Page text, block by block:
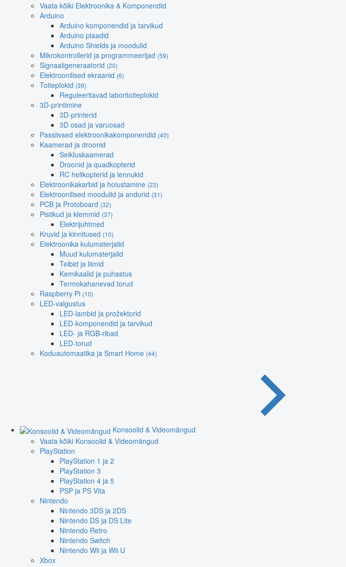
Vaata kõiki Elektroonika & Komponendid
Arduino
Arduino komponendid ja tarvikud
Arduino plaadid
Arduino Shields ja moodulid
Mikrokontrollerid ja programmeerijad (59)
Signaaligeneraatorid (20)
Elektroonilised ekraanid (6)
Toiteplokid (39)
Reguleeritavad laboritoiteplokid
3D-printimine
3D-printerid
3D osad ja varuosad
Passiivsed elektroonikakomponendid (40)
Kaamerad ja droonid
Seikluskaamerad
Droonid ja quadkopterid
RC helikopterid ja lennukid
Elektroonikakarbid ja hoiustamine (23)
Elektroonilised moodulid ja andurid (31)
PCB ja Protoboard (32)
Pistikud ja klemmid (37)
Elektrijuhtmed
Kruvid ja kinnitused (10)
Elektroonika kulumaterjalid
Muud kulumaterjalid
Teibid ja liimid
Kemikaalid ja puhastus
Termokahanevad torud
Raspberry Pi (10)
LED-valgustus
LED-lambid ja prožektorid
LED-komponendid ja tarvikud
LED- ja RGB-ribad
LED-torud
Koduautomaatika ja Smart Home (44)
Konsoolid & Videomängud
Vaata kõiki Konsoolid & Videomängud
PlayStation
PlayStation 1 ja 2
PlayStation 3
PlayStation 4 ja 5
PSP ja PS Vita
Nintendo
Nintendo 3DS ja 2DS
Nintendo DS ja DS Lite
Nintendo Retro
Nintendo Switch
Nintendo Wii ja Wii U
Xbox